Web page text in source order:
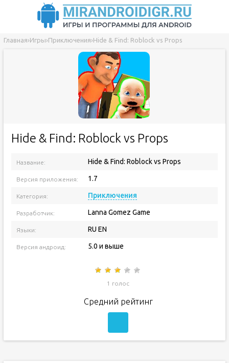
Главная›Игры›Приключения›Hide & Find: Roblock vs Props
Hide & Find: Roblock vs Props
Название: Hide & Find: Roblock vs Props
Версия приложения: 1.7
Категория: Приключения
Разработчик: Lanna Gomez Game
Языки: RU EN
Версия андроид: 5.0 и выше
1 голос
Средний рейтинг